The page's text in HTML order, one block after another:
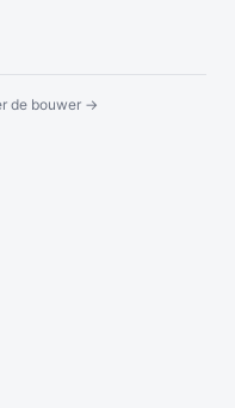
de bouwer →